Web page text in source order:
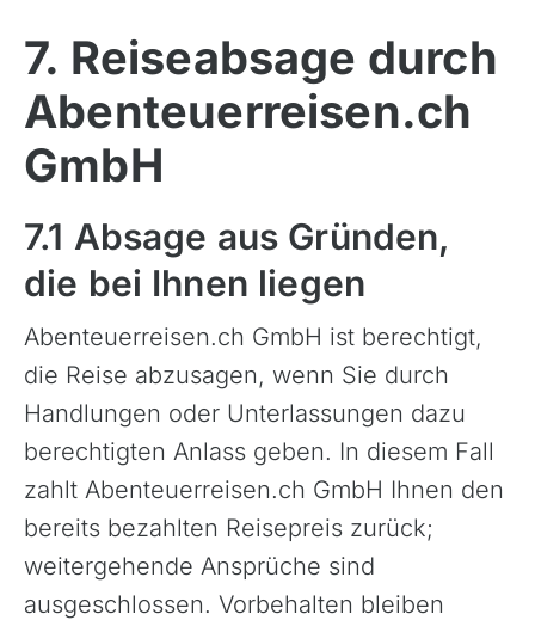
7. Reiseabsage durch
Abenteuerreisen.ch
GmbH
7.1 Absage aus Gründen,
die bei Ihnen liegen
Abenteuerreisen.ch GmbH ist berechtigt,
die Reise abzusagen, wenn Sie durch
Handlungen oder Unterlassungen dazu
berechtigten Anlass geben. In diesem Fall
zahlt Abenteuerreisen.ch GmbH Ihnen den
bereits bezahlten Reisepreis zurück;
weitergehende Ansprüche sind
ausgeschlossen. Vorbehalten bleiben